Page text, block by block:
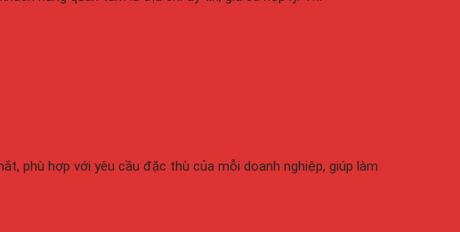
phù hợp với yêu cầu đặc thù của mỗi doanh nghiệp, giúp làm